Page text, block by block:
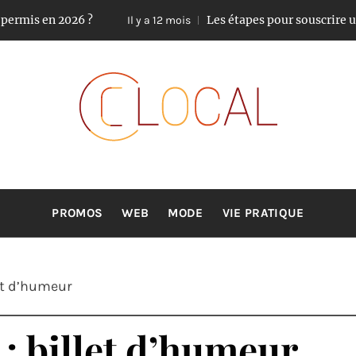
en 2026 ? Il y a 12 mois Les étapes pour souscrire
CLOCAL
De la proximité dans vos services
PROMOS WEB MODE VIE PRATIQUE
d’humeur